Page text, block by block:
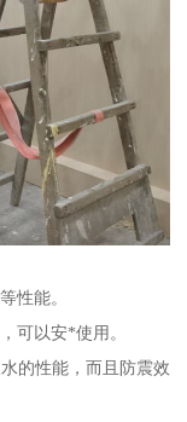
性能。
可以安*使用。
的性能，而且防震效